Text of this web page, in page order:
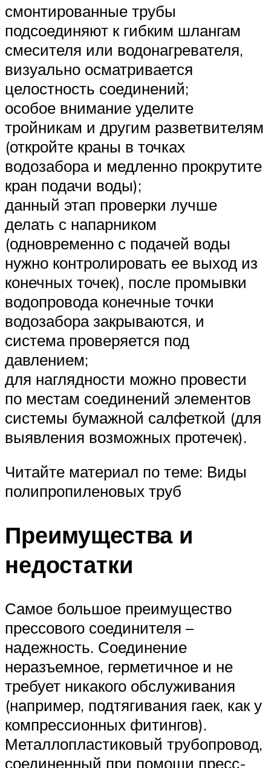
смонтированные трубы
подсоединяют к гибким шлангам
смесителя или водонагревателя,
визуально осматривается
целостность соединений;
особое внимание уделите
тройникам и другим разветвителям
(откройте краны в точках
водозабора и медленно прокрутите
кран подачи воды);
данный этап проверки лучше
делать с напарником
(одновременно с подачей воды
нужно контролировать ее выход из
конечных точек), после промывки
водопровода конечные точки
водозабора закрываются, и
система проверяется под
давлением;
для наглядности можно провести
по местам соединений элементов
системы бумажной салфеткой (для
выявления возможных протечек).
Читайте материал по теме: Виды
полипропиленовых труб
Преимущества и
недостатки
Самое большое преимущество
прессового соединителя –
надежность. Соединение
неразъемное, герметичное и не
требует никакого обслуживания
(например, подтягивания гаек, как у
компрессионных фитингов).
Металлопластиковый трубопровод,
соединенный при помощи пресс-